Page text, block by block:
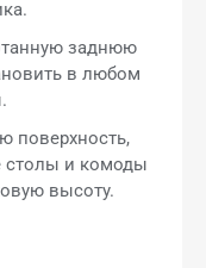
заднюю
в любом
поверхность,
столы и комоды
высоту.